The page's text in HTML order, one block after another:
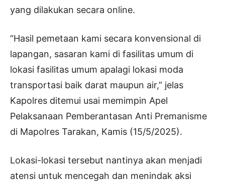
yang dilakukan secara online.
“Hasil pemetaan kami secara konvensional di
lapangan, sasaran kami di fasilitas umum di
lokasi fasilitas umum apalagi lokasi moda
transportasi baik darat maupun air,” jelas
Kapolres ditemui usai memimpin Apel
Pelaksanaan Pemberantasan Anti Premanisme
di Mapolres Tarakan, Kamis (15/5/2025).
Lokasi-lokasi tersebut nantinya akan menjadi
atensi untuk mencegah dan menindak aksi